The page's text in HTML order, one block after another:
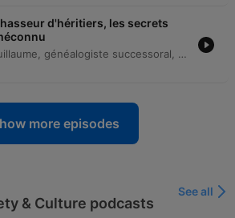
d'héritiers, les secrets
Dans cet entretien, Guillaume, généalogiste successoral, explique son métier de chercheur d'héritiers et partage des anecdotes marquantes, allant de découvertes fortunées à des secrets de famille sordides. Il évoque également les particularités de ses enquêtes lors d'inventaires, comme la découverte d'objets insolites ou de trésors cachés. L'exploration des coulisses du métier aborde la responsabilité juridique, l'aspect international des recherches et la complexité des successions. L'invité raconte comment il a résolu une énigme familiale impliquant un enfant caché, tout en soulignant l'importance de conserver des preuves physiques pour prouver une filiation.
more episodes
& Culture podcasts
See all